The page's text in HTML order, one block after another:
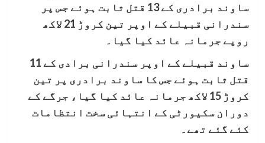
ساوند برادری کے 13 قتل ثابت ہوئے جس پر
سندرانی قبیلے کے اوپر تین کروڑ 21 لاکھ
روپے جرمانہ عائد کیا گیا۔
ساوند قبیلے کے اوپر سندرانی برادی کے 11
قتل ثابت ہوئے جس کا ساوند برادری پر تین
کروڑ 15 لاکھ جرمانہ عائد کیا گیا، جرگے کے
دوران سکیورٹی کے انتہائی سخت انتظامات
کئے گئے تھے۔